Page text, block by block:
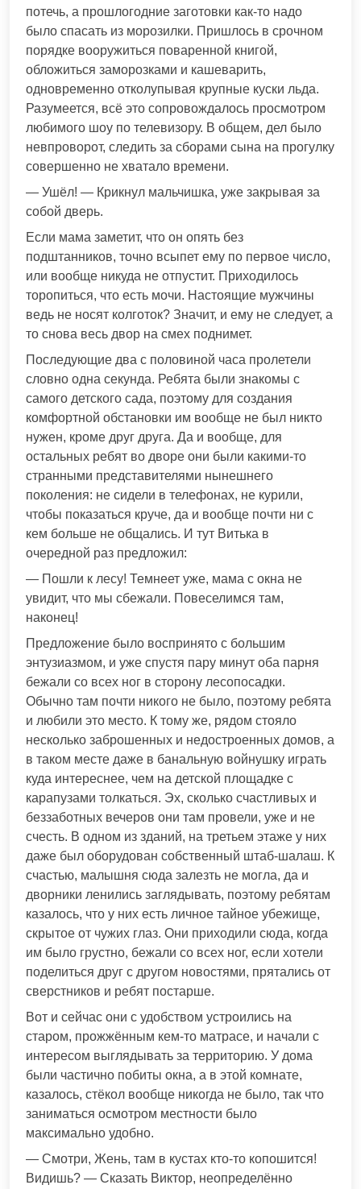
потечь, а прошлогодние заготовки как-то надо
было спасать из морозилки. Пришлось в срочном
порядке вооружиться поваренной книгой,
обложиться заморозками и кашеварить,
одновременно отколупывая крупные куски льда.
Разумеется, всё это сопровождалось просмотром
любимого шоу по телевизору. В общем, дел было
невпроворот, следить за сборами сына на прогулку
совершенно не хватало времени.
— Ушёл! — Крикнул мальчишка, уже закрывая за
собой дверь.
Если мама заметит, что он опять без
подштанников, точно всыпет ему по первое число,
или вообще никуда не отпустит. Приходилось
торопиться, что есть мочи. Настоящие мужчины
ведь не носят колготок? Значит, и ему не следует, а
то снова весь двор на смех поднимет.
Последующие два с половиной часа пролетели
словно одна секунда. Ребята были знакомы с
самого детского сада, поэтому для создания
комфортной обстановки им вообще не был никто
нужен, кроме друг друга. Да и вообще, для
остальных ребят во дворе они были какими-то
странными представителями нынешнего
поколения: не сидели в телефонах, не курили,
чтобы показаться круче, да и вообще почти ни с
кем больше не общались. И тут Витька в
очередной раз предложил:
— Пошли к лесу! Темнеет уже, мама с окна не
увидит, что мы сбежали. Повеселимся там,
наконец!
Предложение было воспринято с большим
энтузиазмом, и уже спустя пару минут оба парня
бежали со всех ног в сторону лесопосадки.
Обычно там почти никого не было, поэтому ребята
и любили это место. К тому же, рядом стояло
несколько заброшенных и недостроенных домов, а
в таком месте даже в банальную войнушку играть
куда интереснее, чем на детской площадке с
карапузами толкаться. Эх, сколько счастливых и
беззаботных вечеров они там провели, уже и не
счесть. В одном из зданий, на третьем этаже у них
даже был оборудован собственный штаб-шалаш. К
счастью, малышня сюда залезть не могла, да и
дворники ленились заглядывать, поэтому ребятам
казалось, что у них есть личное тайное убежище,
скрытое от чужих глаз. Они приходили сюда, когда
им было грустно, бежали со всех ног, если хотели
поделиться друг с другом новостями, прятались от
сверстников и ребят постарше.
Вот и сейчас они с удобством устроились на
старом, прожжённым кем-то матрасе, и начали с
интересом выглядывать за территорию. У дома
были частично побиты окна, а в этой комнате,
казалось, стёкол вообще никогда не было, так что
заниматься осмотром местности было
максимально удобно.
— Смотри, Жень, там в кустах кто-то копошится!
Видишь? — Сказать Виктор, неопределённо